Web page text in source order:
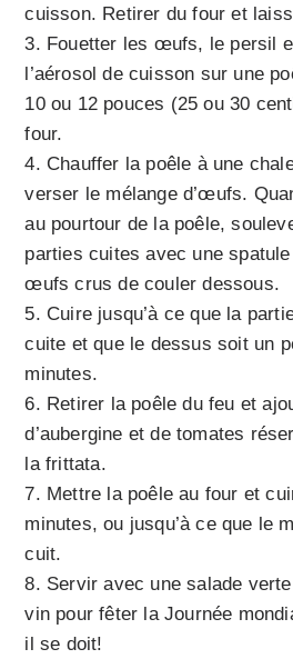
cuisson. Retirer du four et
Fouetter les œufs, le persil
l’aérosol de cuisson sur une
10 ou 12 pouces (25 ou 30
four.
Chauffer la poêle à une
verser le mélange d’œufs.
au pourtour de la poêle,
parties cuites avec une
œufs crus de couler dessous.
Cuire jusqu’à ce que la
cuite et que le dessus soit un
minutes.
Retirer la poêle du feu et
d’aubergine et de tomates
la frittata.
Mettre la poêle au four et
minutes, ou jusqu’à ce que le
cuit.
Servir avec une salade
vin pour fêter la Journée
il se doit!